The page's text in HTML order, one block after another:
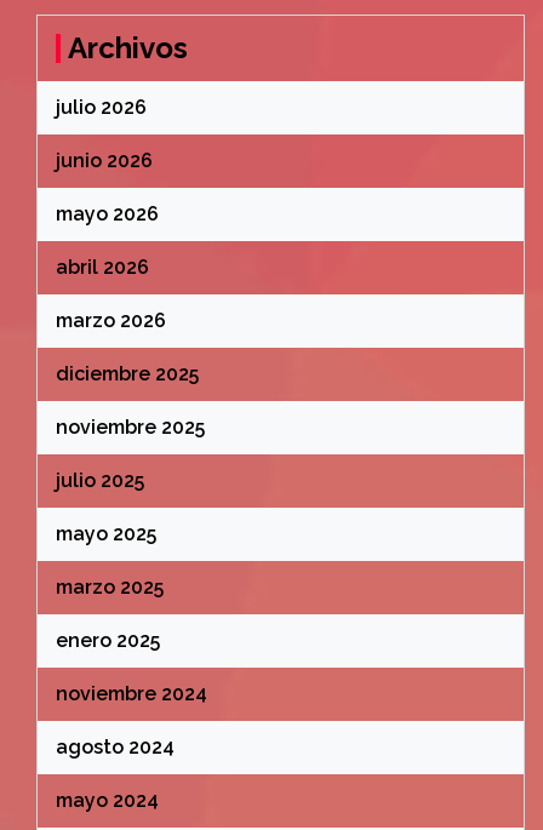
Archivos
julio 2026
junio 2026
mayo 2026
abril 2026
marzo 2026
diciembre 2025
noviembre 2025
julio 2025
mayo 2025
marzo 2025
enero 2025
noviembre 2024
agosto 2024
mayo 2024